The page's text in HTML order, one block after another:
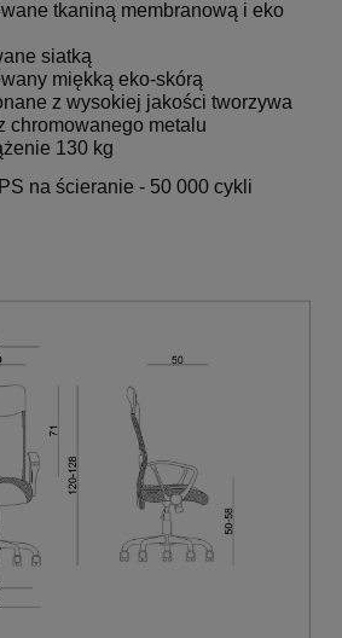
tkaniną membranową i eko
siatką
miękką eko-skórą
z wysokiej jakości tworzywa
chromowanego metalu
130 kg
na ścieranie - 50 000 cykli